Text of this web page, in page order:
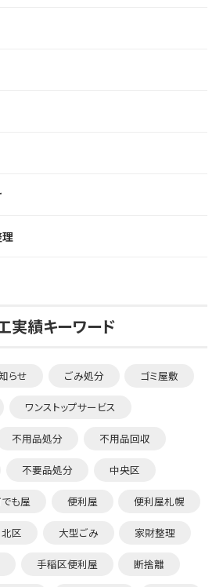
実績キーワード
らせ ごみ処分 ゴミ屋敷
ワンストップサービス
不用品処分 不用品回収
不要品処分 中央区
も屋 便利屋 便利屋札幌
北区 大型ごみ 家財整理
手稲区便利屋 断捨離